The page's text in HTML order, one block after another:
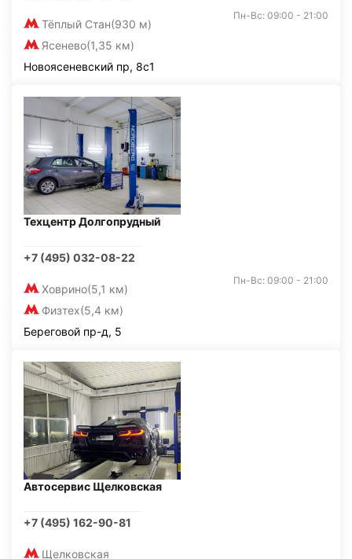
Тёплый Стан(930 м)
Ясенево(1,35 км)
Пн-Вс: 09:00 - 21:00
Новоясеневский пр, 8с1
Техцентр Долгопрудный
+7 (495) 032-08-22
Ховрино(5,1 км)
Физтех(5,4 км)
Пн-Вс: 09:00 - 21:00
Береговой пр-д, 5
Автосервис Щелковская
+7 (495) 162-90-81
Щелковская